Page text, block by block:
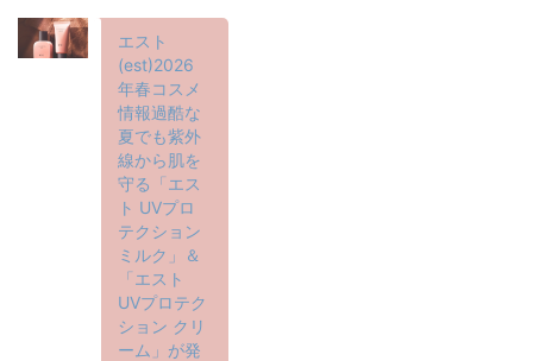
エスト
(est)2026
年春コスメ
情報過酷な
夏でも紫外
線から肌を
守る「エス
ト UVプロ
テクション
ミルク」＆
「エスト
UVプロテク
ション クリ
ーム」が発